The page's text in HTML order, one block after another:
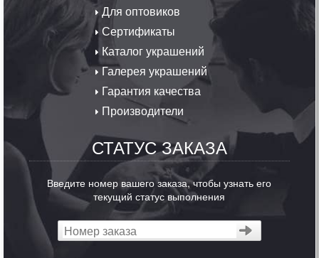
Для оптовиков
Сертификаты
Каталог украшений
Галерея украшений
Гарантия качества
Производители
СТАТУС ЗАКАЗА
Введите номер вашего заказа, чтобы узнать его
текущий статус выполнения